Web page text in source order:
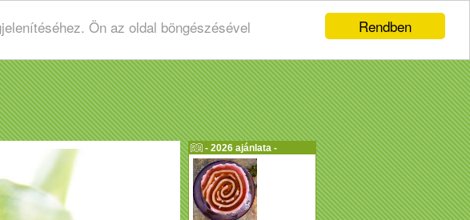
Rendben
Ön az oldal böngészésével
- 2026 ajánlata -